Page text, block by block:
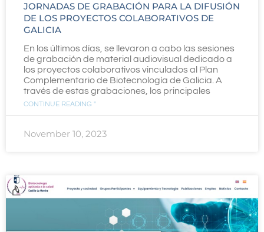
JORNADAS DE GRABACIÓN PARA LA DIFUSIÓN
DE LOS PROYECTOS COLABORATIVOS DE
GALICIA
En los últimos días, se llevaron a cabo las sesiones
de grabación de material audiovisual dedicado a
los proyectos colaborativos vinculados al Plan
Complementario de Biotecnología de Galicia. A
través de estas grabaciones, los principales
CONTINUE READING "
November 10, 2023